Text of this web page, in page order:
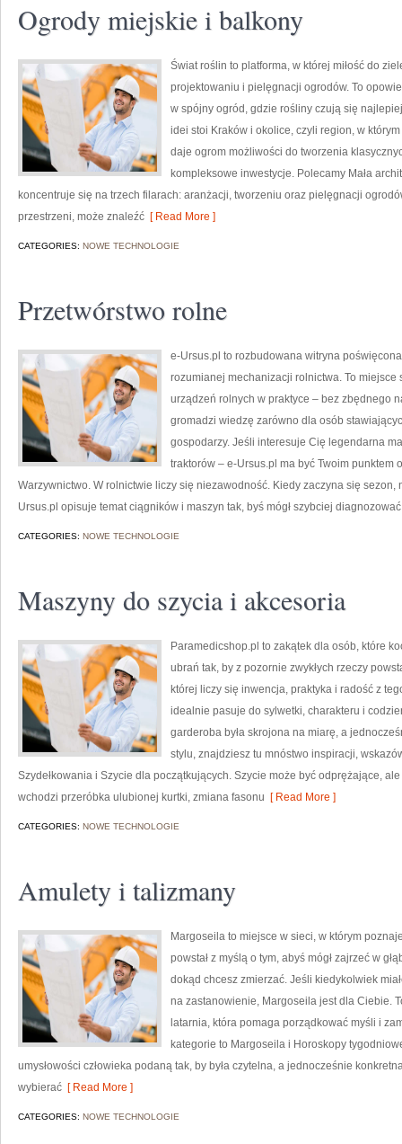
Ogrody miejskie i balkony
Świat roślin to platforma, w której miłość do
projektowaniu i pielęgnacji ogrodów. To
w spójny ogród, gdzie rośliny czują się
idei stoi Kraków i okolice, czyli region, w
daje ogrom możliwości do tworzenia
kompleksowe inwestycje. Polecamy Mała
koncentruje się na trzech filarach: aranżacji, tworzeniu oraz pielęgnacji
przestrzeni, może znaleźć [ Read More ]
CATEGORIES: NOWE TECHNOLOGIE
Przetwórstwo rolne
e-Ursus.pl to rozbudowana witryna
rozumianej mechanizacji rolnictwa. To
urządzeń rolnych w praktyce – bez zbędnego
gromadzi wiedzę zarówno dla osób
gospodarzy. Jeśli interesuje Cię legendarna
traktorów – e-Ursus.pl ma być Twoim punktem
Warzywnictwo. W rolnictwie liczy się niezawodność. Kiedy zaczyna się
Ursus.pl opisuje temat ciągników i maszyn tak, byś mógł szybciej
CATEGORIES: NOWE TECHNOLOGIE
Maszyny do szycia i akcesoria
Paramedicshop.pl to zakątek dla osób, które
ubrań tak, by z pozornie zwykłych rzeczy
której liczy się inwencja, praktyka i radość z
idealnie pasuje do sylwetki, charakteru i
garderoba była skrojona na miarę, a
stylu, znajdziesz tu mnóstwo inspiracji,
Szydełkowania i Szycie dla początkujących. Szycie może być odprężające,
wchodzi przeróbka ulubionej kurtki, zmiana fasonu [ Read More ]
CATEGORIES: NOWE TECHNOLOGIE
Amulety i talizmany
Margoseila to miejsce w sieci, w którym
powstał z myślą o tym, abyś mógł zajrzeć w
dokąd chcesz zmierzać. Jeśli kiedykolwiek
na zastanowienie, Margoseila jest dla Ciebie.
latarnia, która pomaga porządkować myśli i
kategorie to Margoseila i Horoskopy
umysłowości człowieka podaną tak, by była czytelna, a jednocześnie
wybierać [ Read More ]
CATEGORIES: NOWE TECHNOLOGIE